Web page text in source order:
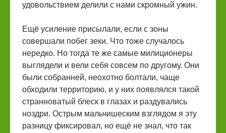
удовольствием делили с нами скромный ужин.
Ещё усиление присылали, если с зоны
совершали побег зеки. Что тоже случалось
нередко. Но тогда те же самые милиционеры
выглядели и вели себя совсем по другому. Они
были собранней, неохотно болтали, чаще
обходили территорию, и у них появлялся такой
странноватый блеск в глазах и раздувались
ноздри. Острым мальчишеским взглядом я эту
разницу фиксировал, но ещё не знал, что так